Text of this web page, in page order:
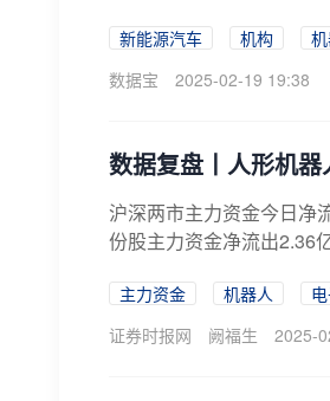
新能源汽车 机构
数据宝
2025-02-19 19:38
数据复盘丨人形机
沪深两市主力资金今日净
份股主力资金净流出2.36
主力资金 机器人
证券时报网
阙福生 2025-